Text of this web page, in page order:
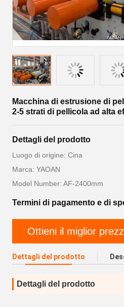
Macchina di estrusione di
2-5 strati di pellicola ad alta
Dettagli del prodotto
Luogo di origine: Cina
Marca: YAOAN
Model Number: AF-2400mm
Termini di pagamento e di
Ottieni il miglior
Dettagli del prodotto
Dettagli del prodotto